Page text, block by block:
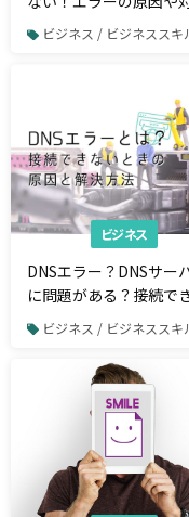
法を解説
ビジネス / ビジネススキ
ビジネス
DNSエラー？DNSサー
に問題がある？接続で
いときの原因と解決方
ビジネス / ビジネススキ